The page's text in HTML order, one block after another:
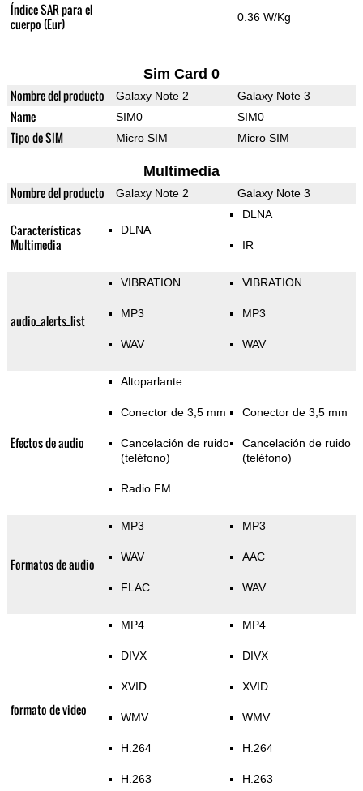
Índice SAR para el
cuerpo (Eur)
0.36 W/Kg
Sim Card 0
Nombre del producto Galaxy Note 2 Galaxy Note 3
Name SIM0 SIM0
Tipo de SIM Micro SIM Micro SIM
Multimedia
Nombre del producto Galaxy Note 2 Galaxy Note 3
Características
Multimedia
DLNA
DLNA
IR
audio_alerts_list
VIBRATION
MP3
WAV
VIBRATION
MP3
WAV
Efectos de audio
Altoparlante
Conector de 3,5 mm
Cancelación de ruido
(teléfono)
Radio FM
Conector de 3,5 mm
Cancelación de ruido
(teléfono)
Formatos de audio
MP3
WAV
FLAC
MP3
AAC
WAV
formato de video
MP4
DIVX
XVID
WMV
H.264
H.263
MP4
DIVX
XVID
WMV
H.264
H.263